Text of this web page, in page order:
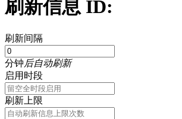
刷新信息 ID:
刷新间隔
分钟后自动刷新
启用时段
刷新上限